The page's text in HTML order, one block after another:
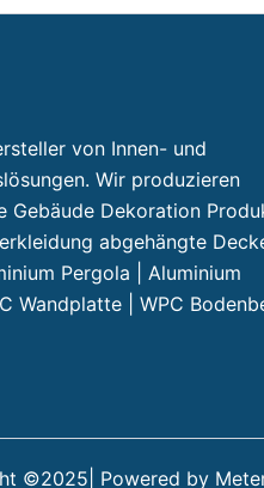
von Innen- und
Wir produzieren
Gebäude Dekoration
abgehängte
Pergola | Aluminium
Wandplatte | WPC
©2025| Powered by